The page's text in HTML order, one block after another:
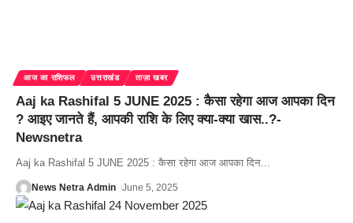
आज का राशिफल उत्तराखंड ताज़ा खबर
Aaj ka Rashifal 5 JUNE 2025 : कैसा रहेगा आज आपका दिन
? आइए जानते हैं, आपकी राशि के लिए क्या-क्या खास..?-
Newsnetra
Aaj ka Rashifal 5 JUNE 2025 : कैसा रहेगा आज आपका दिन…
News Netra Admin June 5, 2025